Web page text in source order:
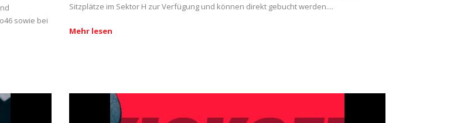
sowie bei
Sitzplätze im Sektor H zur Verfügung und können direkt gebucht werden....
Mehr lesen